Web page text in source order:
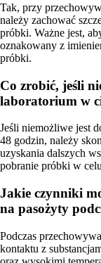
Tak, przy
należy zachować
próbki. Ważne jest,
oznakowany z
próbki.
Co zrobić, jeśli
laboratorium w
Jeśli niemożliwe jest
48 godzin, należy
uzyskania dalszych
pobranie próbki w
Jakie czynniki
na pasożyty
Podczas
kontaktu z